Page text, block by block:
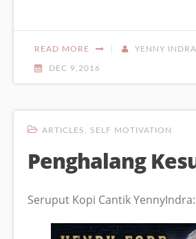
READ MORE YENNY INDRA
DEC 9,2016
ARTICLES SELF MOTIVATION
Penghalang
Seruput Kopi Cantik YennyIndra: